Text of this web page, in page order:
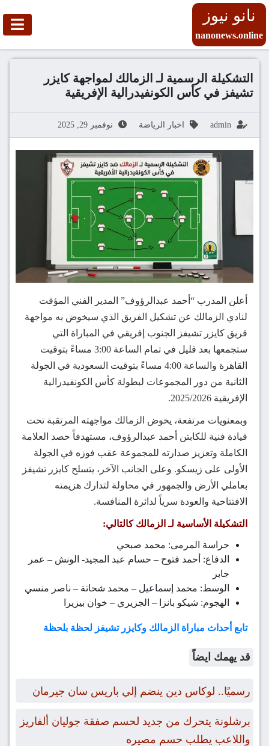
نانو نيوز
nanonews.online
التشكيلة الرسمية لـ الزمالك لمواجهة كايزر
تشيفز في كأس الكونفيدرالية الإفريقية
admin اخبار الرياضة نوفمبر 29, 2025
أعلن المدرب “أحمد عبدالرؤوف” المدير الفني المؤقت
لنادي الزمالك عن تشكيل الفريق الذي سيخوض به مواجهة
فريق كايزر تشيفز الجنوب إفريقي في المباراة التي
ستجمعها بعد قليل في تمام الساعة 3:00 مساءً بتوقيت
القاهرة والساعة 4:00 مساءً بتوقيت السعودية في الجولة
الثانية من دور المجموعات لبطولة كأس الكونفيدرالية
الإفريقية 2025/2026.
وبمعنويات مرتفعة، يخوض الزمالك مواجهته المرتقبة تحت
قيادة فنية للكابتن أحمد عبدالرؤوف، مستهدفاً حصد العلامة
الكاملة وتعزيز صدارته للمجموعة عقب فوزه في الجولة
الأولى على زيسكو. وعلى الجانب الآخر، يتسلح كايزر تشيفز
بعاملي الأرض والجمهور في محاولة لتدارك هزيمته
الافتتاحية والعودة سرياً لدائرة المنافسة.
التشكيلة الأساسية لـ الزمالك كالتالي:
حراسة المرمى: محمد صبحي
الدفاع: أحمد فتوح – حسام عبد المجيد- الونش – عمر
جابر
الوسط: محمد إسماعيل – محمد شحاتة – ناصر منسي
الهجوم: شيكو بانزا – الجزيري – خوان بيزيرا
تابع أحداث مباراة الزمالك وكايزر تشيفز لحظة بلحظة
قد يهمك ايضاً
رسميًا.. لوكاس دين ينضم إلي باريس سان جيرمان
برشلونة يتحرك من جديد لحسم صفقة جوليان ألفاريز
واللاعب يطلب حسم مصيره